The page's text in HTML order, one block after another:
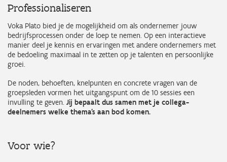
Professionaliseren
Voka Plato bied je de mogelijkheid om als ondernemer jouw
bedrijfsprocessen onder de loep te nemen. Op een interactieve
manier deel je kennis en ervaringen met andere ondernemers met
de bedoeling maximaal in te zetten op je talenten en persoonlijke
groei.
De noden, behoeften, knelpunten en concrete vragen van de
groepsleden vormen het uitgangspunt om de 10 sessies een
invulling te geven. Jij bepaalt dus samen met je collega-
deelnemers welke thema’s aan bod komen.
Voor wie?